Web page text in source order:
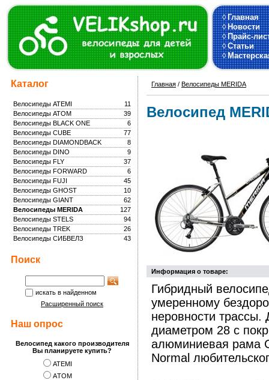
◊Главная
◊Новости
◊Прайс-
◊Статьи
◊
Каталог
11
Велосипеды ATEMI
39
Велосипеды ATOM
6
Велосипеды BLACK ONE
77
Велосипеды CUBE
8
Велосипеды DIAMONDBACK
9
Велосипеды DINO
37
Велосипеды FLY
6
Велосипеды FORWARD
45
Велосипеды FUJI
10
Велосипеды GHOST
62
Велосипеды GIANT
127
Велосипеды MERIDA
94
Велосипеды STELS
26
Велосипеды TREK
43
Велосипеды СИБВЕЛЗ
Поиск
искать в найденном
Расширенный поиск
Наш опрос
Велосипед какого производителя
Вы планируете купить?
ATEMI
АTOM
Главная / Велосипеды MERIDA
Велосипед
Информация о товаре:
Гибридный
умеренному
неровности
диаметром 28 с
алюминиевая рама
Normal